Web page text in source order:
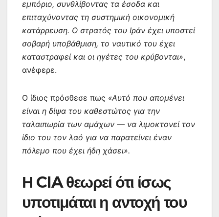
εμπόριο, συνθλίβοντας τα έσοδα και
επιταχύνοντας τη συστημική οικονομική
κατάρρευση. Ο στρατός του Ιράν έχει υποστεί
σοβαρή υποβάθμιση, το ναυτικό του έχει
καταστραφεί και οι ηγέτες του κρύβονται»,
ανέφερε.
Ο ίδιος πρόσθεσε πως «Αυτό που απομένει
είναι η δίψα του καθεστώτος για την
ταλαιπωρία των αμάχων — να λιμοκτονεί τον
ίδιο του τον λαό για να παρατείνει έναν
πόλεμο που έχει ήδη χάσει».
Η CIA θεωρεί ότι ίσως
υποτιμάται η αντοχή του